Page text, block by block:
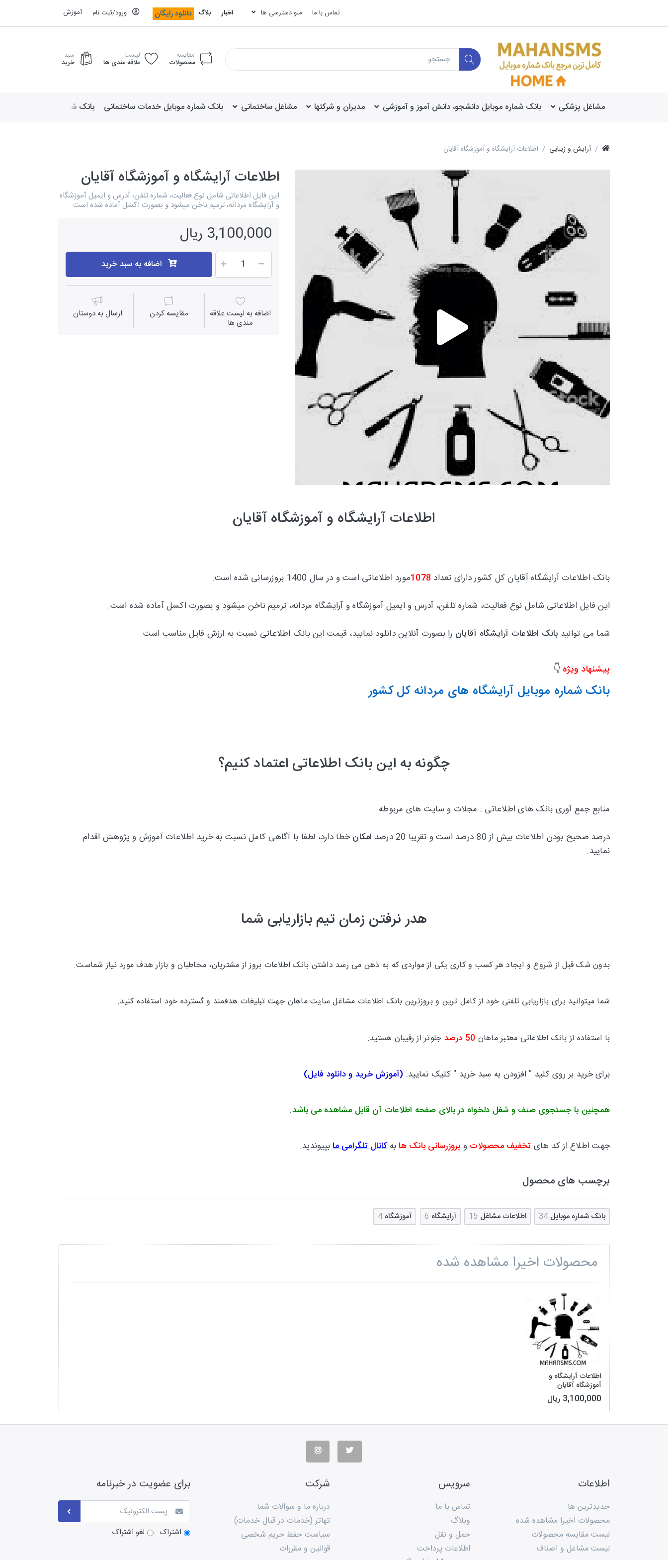
تماس با ما منو دسترسی ها اخبار بلاگ دانلود رایگان ورود/ثبت نام آموزش
مقایسه
محصولات
لیست
علاقه مندی ها
سبد
خرید
مشاغل پزشکی بانک شماره موبایل دانشجو، دانش آموز و آموزشی مدیران و شرکتها مشاغل ساختمانی بانک شماره موبایل خدمات ساختمانی بانک شماره موبایل لوازم
آرایش و زیبایی اطلاعات آرایشگاه و آموزشگاه آقایان
اطلاعات آرایشگاه و آموزشگاه آقایان
این فایل اطلاعاتی شامل نوع فعالیت، شماره تلفن، آدرس و ایمیل آموزشگاه
و آرایشگاه مردانه، ترمیم ناخن میشود و بصورت اکسل آماده شده است.
3,100,000 ریال
اضافه به سبد خرید
اضافه به لیست علاقه
مندی ها
مقايسه كردن ارسال به دوستان
اطلاعات آرایشگاه و آموزشگاه آقایان
بانک اطلاعات آرایشگاه آقایان کل کشور دارای تعداد 1078مورد اطلاعاتی است و در سال 1400 بروزرسانی شده است.
این فایل اطلاعاتی شامل نوع فعالیت، شماره تلفن، آدرس و ایمیل آموزشگاه و آرایشگاه مردانه، ترمیم ناخن میشود و بصورت اکسل آماده شده است.
شما می توانید بانک اطلاعات آرایشگاه آقایان را بصورت آنلاین دانلود نمایید، قیمت این بانک اطلاعاتی نسبت به ارزش فایل مناسب است.
پیشنهاد ویژه 👇
بانک شماره موبایل آرایشگاه های مردانه کل کشور
چگونه به این بانک اطلاعاتی اعتماد کنیم؟
منابع جمع آوری بانک های اطلاعاتی : مجلات و سایت های مربوطه
درصد صحیح بودن اطلاعات بیش از 80 درصد است و تقریبا 20 درصد
امکانخطا دارد، لطفا با آگاهی کامل نسبت به خرید اطلاعات آموزش و پژوهش اقدام
نمایید.
هدر نرفتن زمان تیم بازاریابی شما
بدون شک قبل از شروع و ایجاد هر کسب و کاری یکی از مواردی که به ذهن می رسد داشتن بانک اطلاعات بروز از مشتریان، مخاطبان و بازار هدف مورد نیاز شماست.
شما میتوانید برای بازاریابی تلفنی خود از کامل ترین و بروزترین بانک اطلاعات مشاغل سایت ماهان جهت تبلیغات هدفمند و گسترده خود استفاده کنید.
با استفاده از بانک اطلاعاتی معتبر ماهان 50 درصد جلوتراز رقیبان هستید.
برای خرید بر روی کلید " افزودن به سبد خرید " کلیک نمایید. (آموزش خرید و دانلود فایل)
همچنین با جستجوی صنف و شغل دلخواه در بالای صفحه اطلاعات آن قابل مشاهده می باشد.
جهت اطلاع از کد های تخفیف محصولات و بروزرسانی بانک هابهکانال تلگرامی مابپیوندید.
برچسب های محصول
بانک شماره موبایل 34 اطلاعات مشاغل 15 آرایشگاه 6 آموزشگاه 4
محصولات اخیرا مشاهده شده
اطلاعات آرایشگاه و
آموزشگاه آقایان
3,100,000 ریال
اطلاعات
جدیدترین ها
محصولات اخیرا مشاهده شده
لیست مقایسه محصولات
لیست مشاغل و اصناف
سرویس
تماس با ما
وبلاگ
حمل و نقل
اطلاعات پرداخت
شرکت
درباره ما و سوالات شما
تهاتر (خدمات در قبال خدمات)
سیاست حفظ حریم شخصی
قوانین و مقررات
برای عضویت در خبرنامه
اشتراک لغو اشتراک